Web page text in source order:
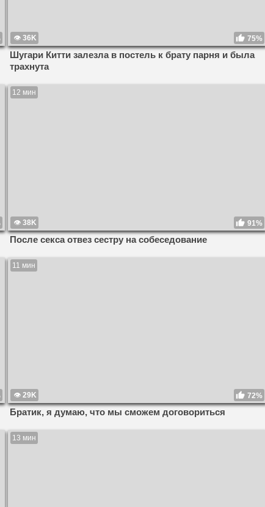
36K 75%
Шугари Китти залезла в постель к брату парня и была
трахнута
12 мин
38K 91%
После секса отвез сестру на собеседование
11 мин
29K 72%
Братик, я думаю, что мы сможем договориться
13 мин